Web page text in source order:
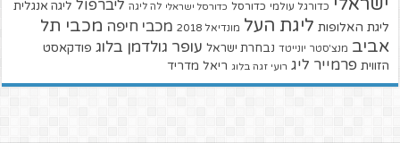
כדורגל עולמי כדורסל כדורסל ישראלי לה ליגה ליברפול ליגה אנגלית
ליגת האלופות ליגת העל מונדיאל 2018 מכבי חיפה מכבי תל
אביב מנצ'סטר יונייטד נבחרת ישראל עופר גולדמן בלוג פודקאסט
הזווית פרמייר ליג רועי זגה בלוג ריאל מדריד